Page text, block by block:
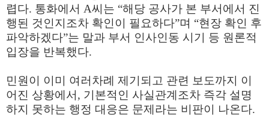
렵다. 통화에서 A씨는 “해당 공사가 본 부서에서 진
행된 것인지조차 확인이 필요하다”며 “현장 확인 후
파악하겠다”는 말과 부서 인사인동 시기 등 원론적
입장을 반복했다.
민원이 이미 여러차례 제기되고 관련 보도까지 이
어진 상황에서, 기본적인 사실관계조차 즉각 설명
하지 못하는 행정 대응은 문제라는 비판이 나온다.